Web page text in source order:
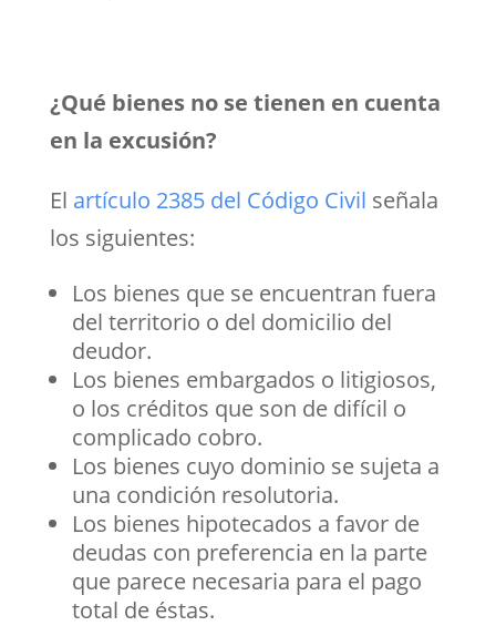
¿Qué bienes no se tienen en cuenta
en la excusión?
El artículo 2385 del Código Civil señala
los siguientes:
Los bienes que se encuentran fuera
del territorio o del domicilio del
deudor.
Los bienes embargados o litigiosos,
o los créditos que son de difícil o
complicado cobro.
Los bienes cuyo dominio se sujeta a
una condición resolutoria.
Los bienes hipotecados a favor de
deudas con preferencia en la parte
que parece necesaria para el pago
total de éstas.